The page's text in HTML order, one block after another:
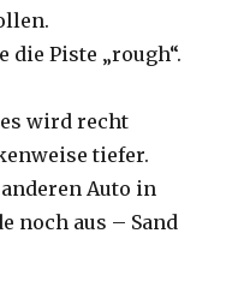
die Piste „rough“.
wird recht
tiefer.
Auto in
noch aus – Sand